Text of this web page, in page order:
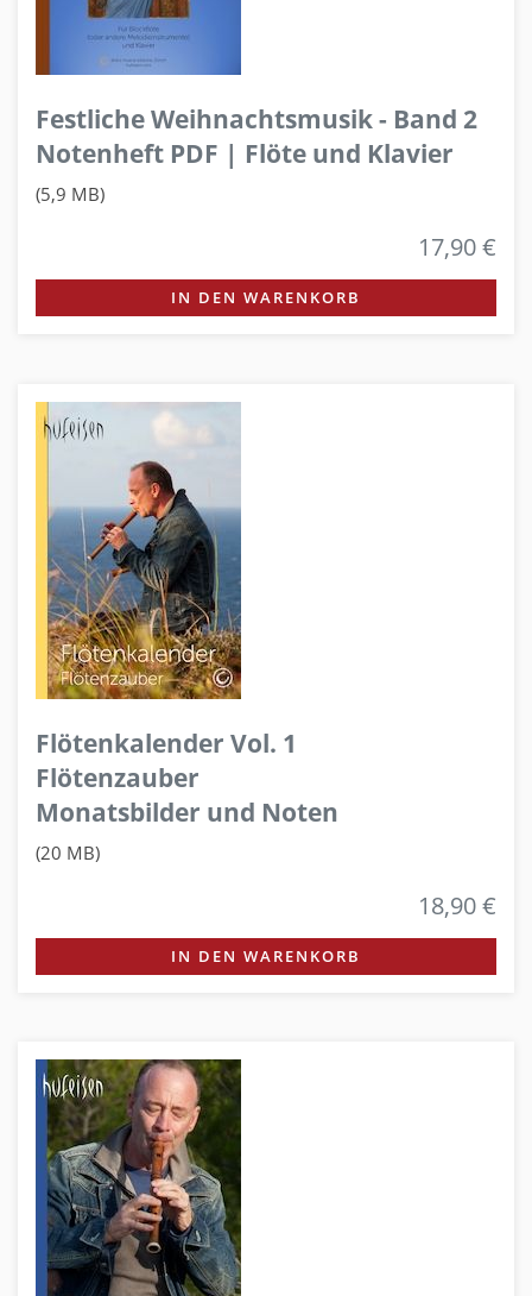
Festliche Weihnachtsmusik - Band 2
Notenheft PDF | Flöte und Klavier
(5,9 MB)
17,90 €
IN DEN WARENKORB
Flötenkalender Vol. 1
Flötenzauber
Monatsbilder und Noten
(20 MB)
18,90 €
IN DEN WARENKORB